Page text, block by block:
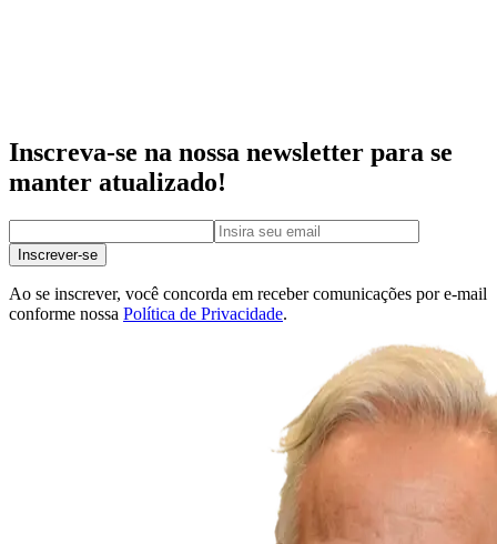
Inscreva-se na nossa newsletter para se
manter atualizado!
Inscrever-se
Ao se inscrever, você concorda em receber comunicações por e-mail
conforme nossa Política de Privacidade.